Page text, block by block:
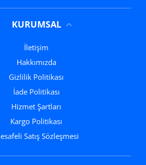
KURUMSAL
İletişim
Hakkımızda
Gizlilik Politikası
İade Politikası
Hizmet Şartları
Kargo Politikası
Mesafeli Satış Sözleşmesi